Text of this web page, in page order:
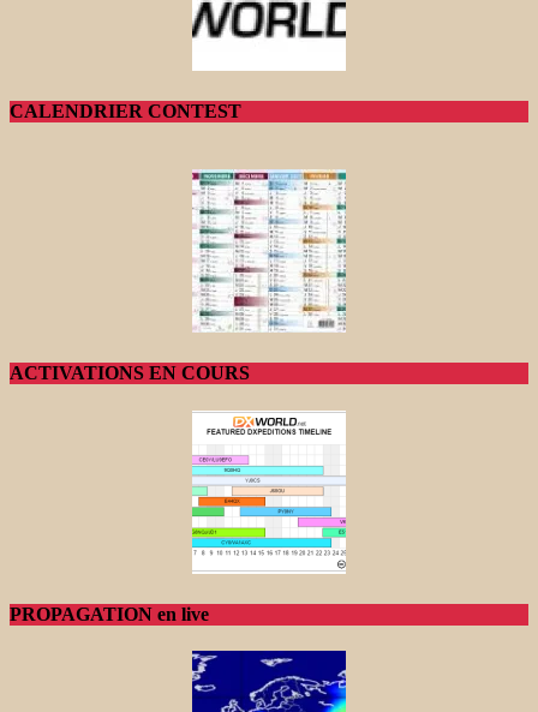
CALENDRIER CONTEST
ACTIVATIONS EN COURS
PROPAGATION en live